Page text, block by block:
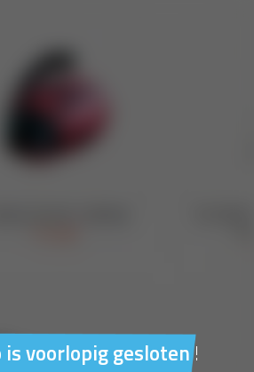
voorlopig gesloten !